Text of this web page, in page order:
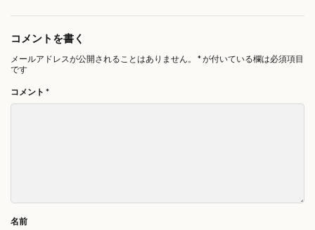
コメントを書く
メールアドレスが公開されることはありません。 *が付いている欄は必須項目
です
コメント *
名前